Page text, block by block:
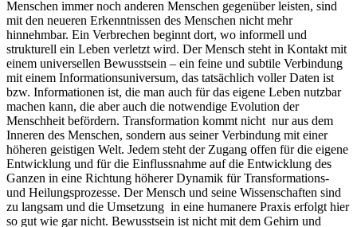
Menschen immer noch anderen Menschen gegenüber leisten, sind
mit den neueren Erkenntnissen des Menschen nicht mehr
hinnehmbar. Ein Verbrechen beginnt dort, wo informell und
strukturell ein Leben verletzt wird. Der Mensch steht in Kontakt mit
einem universellen Bewusstsein – ein feine und subtile Verbindung
mit einem Informationsuniversum, das tatsächlich voller Daten ist
bzw. Informationen ist, die man auch für das eigene Leben nutzbar
machen kann, die aber auch die notwendige Evolution der
Menschheit befördern. Transformation kommt nicht nur aus dem
Inneren des Menschen, sondern aus seiner Verbindung mit einer
höheren geistigen Welt. Jedem steht der Zugang offen für die eigene
Entwicklung und für die Einflussnahme auf die Entwicklung des
Ganzen in eine Richtung höherer Dynamik für Transformations-
und Heilungsprozesse. Der Mensch und seine Wissenschaften sind
zu langsam und die Umsetzung in eine humanere Praxis erfolgt hier
so gut wie gar nicht. Bewusstsein ist nicht mit dem Gehirn und